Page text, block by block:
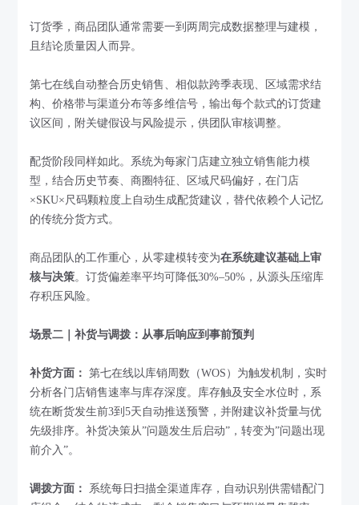
订货季，商品团队通常需要一到两周完成数据整理与建模，
且结论质量因人而异。
第七在线自动整合历史销售、相似款跨季表现、区域需求结
构、价格带与渠道分布等多维信号，输出每个款式的订货建
议区间，附关键假设与风险提示，供团队审核调整。
配货阶段同样如此。系统为每家门店建立独立销售能力模
型，结合历史节奏、商圈特征、区域尺码偏好，在门店
×SKU×尺码颗粒度上自动生成配货建议，替代依赖个人记忆
的传统分货方式。
商品团队的工作重心，从零建模转变为在系统建议基础上审
核与决策。订货偏差率平均可降低30%–50%，从源头压缩库
存积压风险。
场景二｜补货与调拨：从事后响应到事前预判
补货方面： 第七在线以库销周数（WOS）为触发机制，实时
分析各门店销售速率与库存深度。库存触及安全水位时，系
统在断货发生前3到5天自动推送预警，并附建议补货量与优
先级排序。补货决策从”问题发生后启动”，转变为”问题出现
前介入”。
调拨方面：
系统每日扫描全渠道库存，自动识别供需错配门